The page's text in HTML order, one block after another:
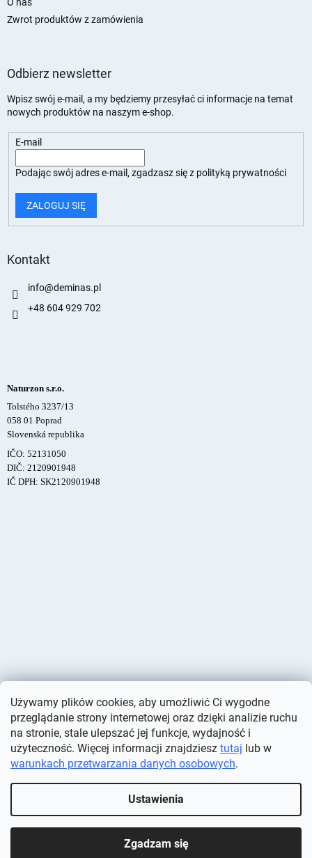
Używamy plików cookies, aby umożliwić Ci wygodne
przeglądanie strony internetowej oraz dzięki analizie ruchu
na stronie, stale ulepszać jej funkcje, wydajność i
użyteczność. Więcej informacji znajdziesz tutaj lub w
warunkach przetwarzania danych osobowych.
Ustawienia
Zgadzam się
Zwrot produktów z zamówienia
Odbierz newsletter
Wpisz swój e-mail, a my będziemy przesyłać ci informacje na temat
nowych produktów na naszym e-shop.
E-mail
Podając swój adres e-mail, zgadzasz się z polityką prywatności
ZALOGUJ SIĘ
Kontakt
info@deminas.pl
+48 604 929 702
Naturzon s.r.o.
Tolstého 3237/13
058 01 Poprad
Slovenská republika
IČO: 52131050
DIČ: 2120901948
IČ DPH: SK2120901948